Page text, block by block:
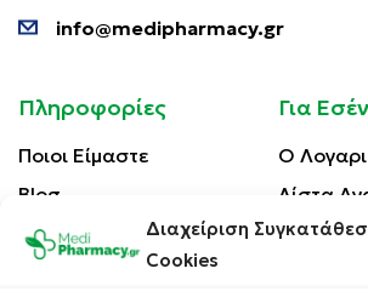
Διαχείριση
Cookies
info@medipharmacy.gr
Πληροφορίες
Ποιοι Είμαστε
Blog
Επικοινωνία
Για
Ο
Λίστα
Οι